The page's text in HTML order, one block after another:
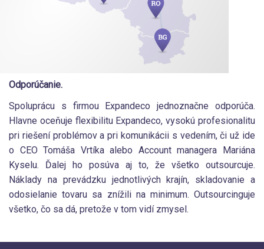
Odporúčanie.
Spoluprácu s firmou Expandeco jednoznačne odporúča.
Hlavne oceňuje flexibilitu Expandeco, vysokú profesionalitu
pri riešení problémov a pri komunikácii s vedením, či už ide
o CEO Tomáša Vrtíka alebo Account managera Mariána
Kyselu. Ďalej ho posúva aj to, že všetko outsourcuje.
Náklady na prevádzku jednotlivých krajín, skladovanie a
odosielanie tovaru sa znížili na minimum. Outsourcinguje
všetko, čo sa dá, pretože v tom vidí zmysel.